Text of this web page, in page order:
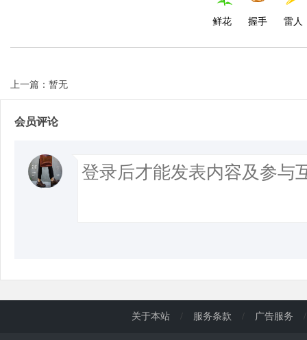
鲜花 握手 雷人
上一篇：暂无
会员评论
关于本站 / 服务条款 / 广告服务 /